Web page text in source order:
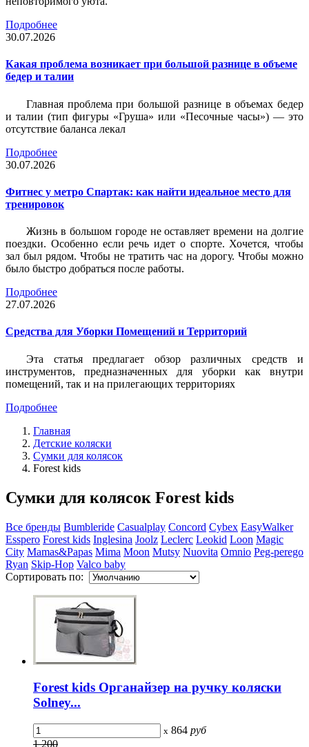
Подробнее
30.07.2026
Какая проблема возникает при большой разнице в объеме
бедер и талии
Главная проблема при большой разнице в объемах бедер
и талии (тип фигуры «Груша» или «Песочные часы») — это
отсутствие баланса лекал
Подробнее
30.07.2026
Фитнес у метро Спартак: как найти идеальное место для
тренировок
Жизнь в большом городе не оставляет времени на долгие
поездки. Особенно если речь идет о спорте. Хочется, чтобы
зал был рядом. Чтобы не тратить час на дорогу. Чтобы можно
было быстро добраться после работы.
Подробнее
27.07.2026
Средства для Уборки Помещений и Территорий
Эта статья предлагает обзор различных средств и
инструментов, предназначенных для уборки как внутри
помещений, так и на прилегающих территориях
Подробнее
Главная
Детские коляски
Сумки для колясок
Forest kids
Сумки для колясок Forest kids
Все бренды Bumbleride Casualplay Concord Cybex EasyWalker
Esspero Forest kids Inglesina Joolz Leclerc Leokid Loon Magic
City Mamas&Papas Mima Moon Mutsy Nuovita Omnio Peg-perego
Ryan Skip-Hop Valco baby
Сортировать по:
Forest kids Органайзер на ручку коляски
Solney...
x 864 руб
1 200